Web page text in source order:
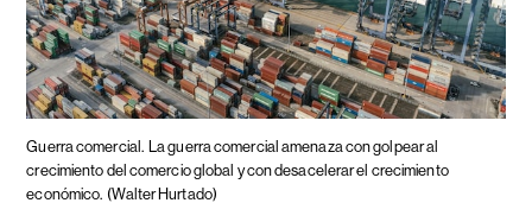
Guerra comercial. La guerra comercial amenaza con golpear al
crecimiento del comercio global y con desacelerar el crecimiento
económico. (Walter Hurtado)